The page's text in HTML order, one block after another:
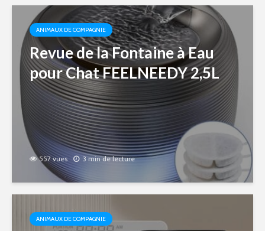
ANIMAUX DE COMPAGNIE
Revue de la Fontaine à Eau
pour Chat FEELNEEDY 2,5L
557 vues 3 min de lecture
ANIMAUX DE COMPAGNIE